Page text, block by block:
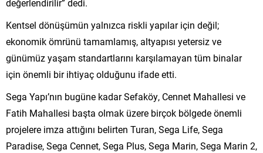
değerlendirilir” dedi.
Kentsel dönüşümün yalnızca riskli yapılar için değil;
ekonomik ömrünü tamamlamış, altyapısı yetersiz ve
günümüz yaşam standartlarını karşılamayan tüm binalar
için önemli bir ihtiyaç olduğunu ifade etti.
Sega Yapı’nın bugüne kadar Sefaköy, Cennet Mahallesi ve
Fatih Mahallesi başta olmak üzere birçok bölgede önemli
projelere imza attığını belirten Turan, Sega Life, Sega
Paradise, Sega Cennet, Sega Plus, Sega Marin, Sega Marin 2,